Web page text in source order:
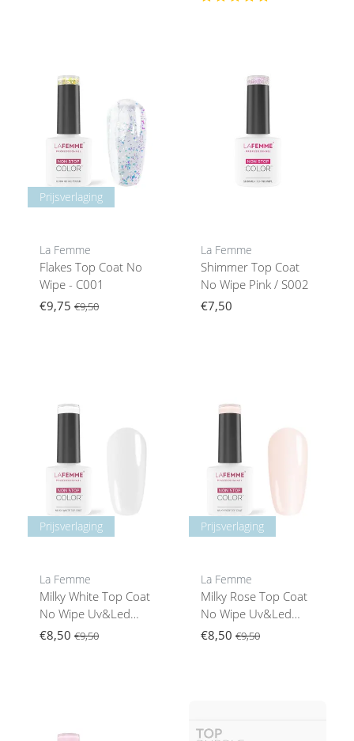
Prijsverlaging
La Femme
Flakes Top Coat No
Wipe - C001
€9,75 €9,50
La Femme
Shimmer Top Coat
No Wipe Pink / S002
€7,50
Prijsverlaging
La Femme
Milky White Top Coat
No Wipe Uv&Led
8Gr M001
€8,50 €9,50
Prijsverlaging
La Femme
Milky Rose Top Coat
No Wipe Uv&Led
8Gr M002
€8,50 €9,50